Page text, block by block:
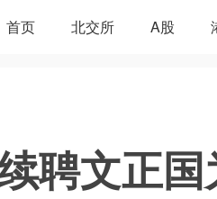
首页 北交所 A股
聘文正